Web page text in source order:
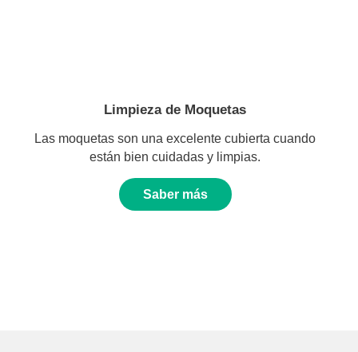
Limpieza de Moquetas
Las moquetas son una excelente cubierta cuando
están bien cuidadas y limpias.
Saber más